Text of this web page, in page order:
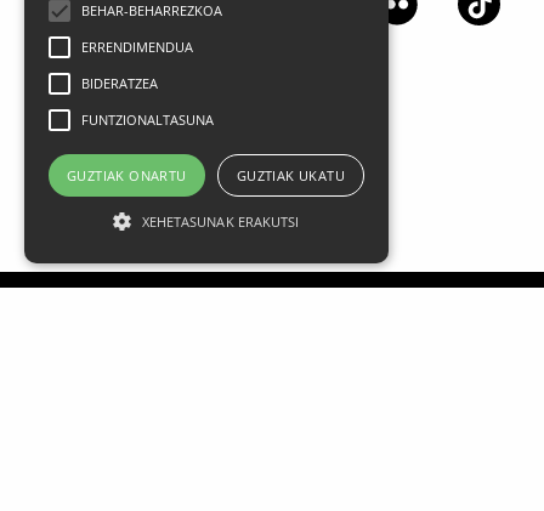
BEHAR-BEHARREZKOA
ERRENDIMENDUA
BIDERATZEA
FUNTZIONALTASUNA
GUZTIAK ONARTU GUZTIAK UKATU
XEHETASUNAK ERAKUTSI